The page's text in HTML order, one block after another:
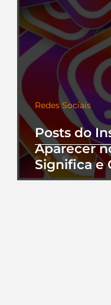
Posts do
Aparecer
Significa e
Perfil
Redes Sociais